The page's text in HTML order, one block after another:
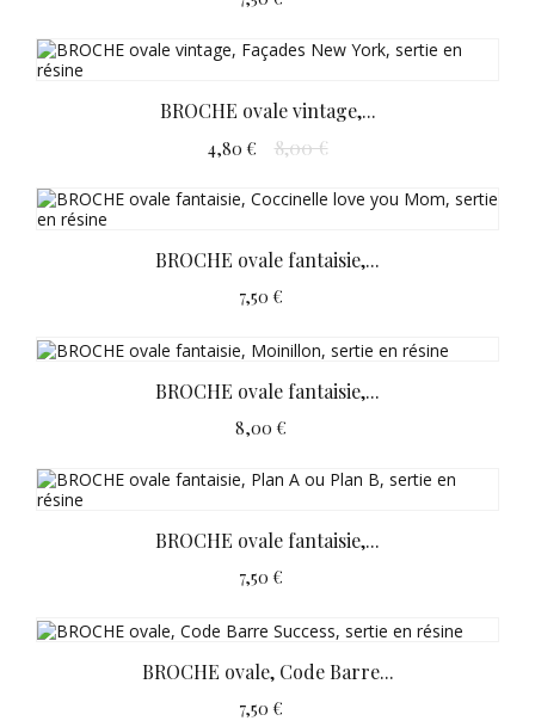
BROCHE ovale vintage,...
4,80 € 8,00 €
BROCHE ovale fantaisie,...
7,50 €
BROCHE ovale fantaisie,...
8,00 €
BROCHE ovale fantaisie,...
7,50 €
BROCHE ovale, Code Barre...
7,50 €